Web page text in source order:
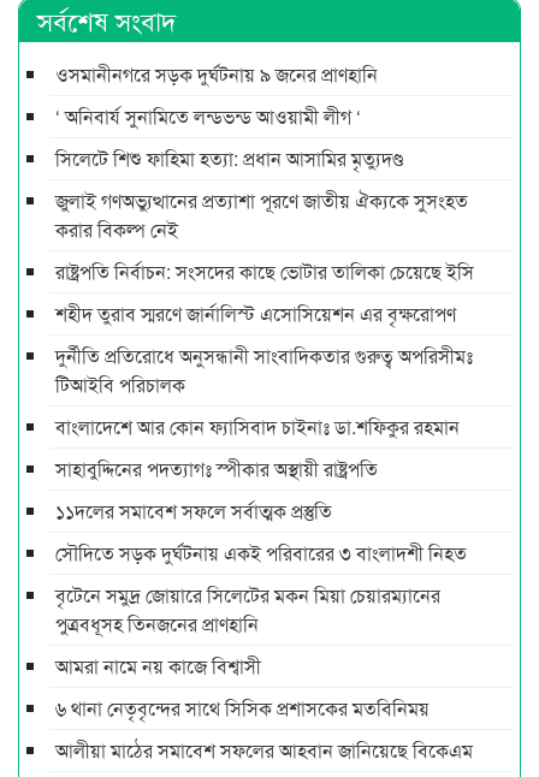
সর্বশেষ সংবাদ
ওসমানীনগরে সড়ক দুর্ঘটনায় ৯ জনের প্রাণহানি
‘ অনিবার্য সুনামিতে লন্ডভন্ড আওয়ামী লীগ ‘
সিলেটে শিশু ফাহিমা হত্যা: প্রধান আসামির মৃত্যুদণ্ড
জুলাই গণঅভ্যুত্থানের প্রত্যাশা পূরণে জাতীয় ঐক্যকে সুসংহত
করার বিকল্প নেই
রাষ্ট্রপতি নির্বাচন: সংসদের কাছে ভোটার তালিকা চেয়েছে ইসি
শহীদ তুরাব স্মরণে জার্নালিস্ট এসোসিয়েশন এর বৃক্ষরোপণ
দুর্নীতি প্রতিরোধে অনুসন্ধানী সাংবাদিকতার গুরুত্ব অপরিসীমঃ
টিআইবি পরিচালক
বাংলাদেশে আর কোন ফ্যাসিবাদ চাইনাঃ ডা.শফিকুর রহমান
সাহাবুদ্দিনের পদত্যাগঃ স্পীকার অস্থায়ী রাষ্ট্রপতি
১১দলের সমাবেশ সফলে সর্বাত্মক প্রস্তুতি
সৌদিতে সড়ক দুর্ঘটনায় একই পরিবারের ৩ বাংলাদশী নিহত
বৃটেনে সমুদ্র জোয়ারে সিলেটের মকন মিয়া চেয়ারম্যানের
পুত্রবধূসহ তিনজনের প্রাণহানি
আমরা নামে নয় কাজে বিশ্বাসী
৬ থানা নেতৃবৃন্দের সাথে সিসিক প্রশাসকের মতবিনিময়
আলীয়া মাঠের সমাবেশ সফলের আহবান জানিয়েছে বিকেএম